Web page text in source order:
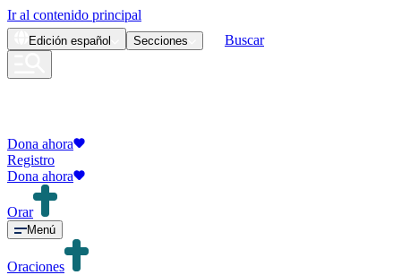
Ir al contenido principal
Edición español Secciones Buscar
Dona ahora
Registro
Dona ahora
Orar
Menú
Oraciones